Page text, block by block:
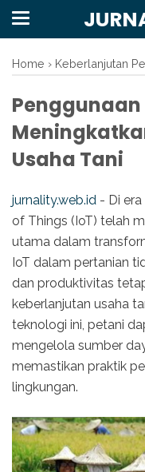
Home › Keberlanjutan
Usaha Tani
jurnality.web.id - Di
of Things (IoT) telah
utama dalam
IoT dalam pertanian
dan produktivitas
keberlanjutan usaha
teknologi ini, petani
mengelola sumber
memastikan praktik
lingkungan.